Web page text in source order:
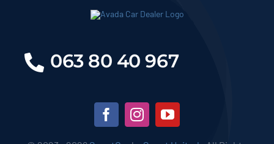
063 80 40 967